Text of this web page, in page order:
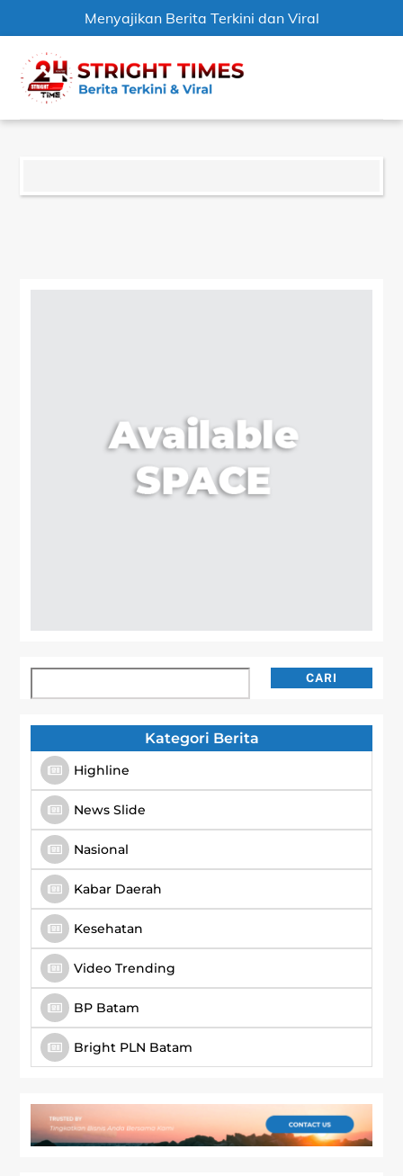
Menyajikan Berita Terkini dan Viral
content
CARI
Kategori Berita
Highline
News Slide
Nasional
Kabar Daerah
Kesehatan
Video Trending
BP Batam
Bright PLN Batam